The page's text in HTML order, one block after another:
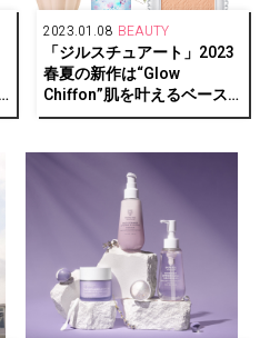
2023.01.08 BEAUTY
「ジルスチュアート」2023
春夏の新作は“Glow
Chiffon”肌を叶えるベース
メイクシリーズ